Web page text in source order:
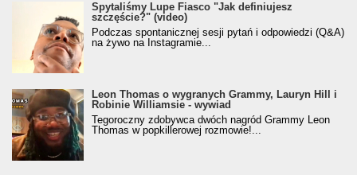
Spytaliśmy Lupe Fiasco "Jak definiujesz
szczęście?" (video)
Podczas spontanicznej sesji pytań i odpowiedzi (Q&A)
na żywo na Instagramie...
Leon Thomas o wygranych Grammy, Lauryn Hill i
Robinie Williamsie - wywiad
Tegoroczny zdobywca dwóch nagród Grammy Leon
Thomas w popkillerowej rozmowie!...